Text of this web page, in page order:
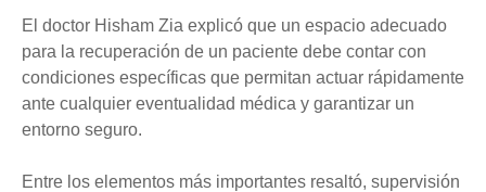
El doctor Hisham Zia explicó que un espacio adecuado
para la recuperación de un paciente debe contar con
condiciones específicas que permitan actuar rápidamente
ante cualquier eventualidad médica y garantizar un
entorno seguro.
Entre los elementos más importantes resaltó, supervisión